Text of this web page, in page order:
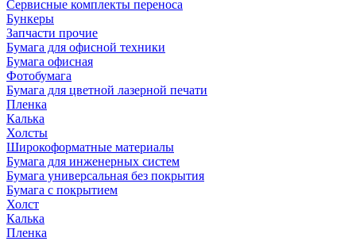
Сервисные комплекты переноса
Бункеры
Запчасти прочие
Бумага для офисной техники
Бумага офисная
Фотобумага
Бумага для цветной лазерной печати
Пленка
Калька
Холсты
Широкоформатные материалы
Бумага для инженерных систем
Бумага универсальная без покрытия
Бумага с покрытием
Холст
Калька
Пленка